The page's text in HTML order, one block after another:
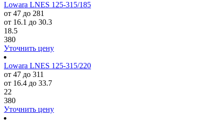
Lowara LNES 125-315/185
от 47 до 281
от 16.1 до 30.3
18.5
380
Уточнить цену
Lowara LNES 125-315/220
от 47 до 311
от 16.4 до 33.7
22
380
Уточнить цену